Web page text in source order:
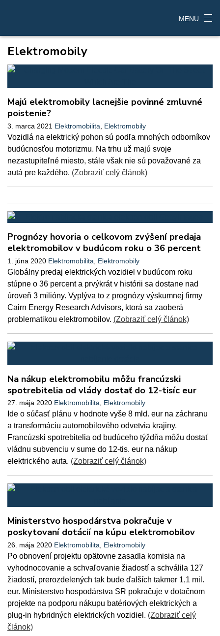
MENU
Elektromobily
Majú elektromobily lacnejšie povinné zmluvné
poistenie?
3. marca 2021 Elektromobilita Elektromobily
Vozidlá na elektrický pohon sú podľa mnohých odborníkov
budúcnosťou motorizmu. Na trhu už majú svoje
nezastupiteľné miesto, stále však nie sú považované za
autá pre každého. (Zobraziť celý článok)
Prognózy hovoria o celkovom zvýšení predaja
elektromobilov v budúcom roku o 36 percent
1. júna 2020 Elektromobilita Elektromobily
Globálny predaj elektrických vozidiel v budúcom roku
stúpne o 36 percent a prvýkrát v histórii sa dostane nad
úroveň 3 milióny. Vyplýva to z prognózy výskumnej firmy
Cairn Energy Research Advisors, ktorá sa zaoberá
problematikou elektromobilov. (Zobraziť celý článok)
Na nákup elektromobilu môžu francúzski
spotrebitelia od vlády dostať do 12-tisíc eur
27. mája 2020 Elektromobilita, Elektromobily
Ide o súčasť plánu v hodnote vyše 8 mld. eur na záchranu
a transformáciu automobilového odvetvia krajiny.
Francúzski spotrebitelia od budúceho týždňa môžu dostať
vládnu subvenciu v sume do 12-tis. eur na nákup
elektrického auta. (Zobraziť celý článok)
Ministerstvo hospodárstva pokračuje v
poskytovaní dotácií na kúpu elektromobilov
26. mája 2020 Elektromobilita Elektromobily
Po obnovení projektu opätovne zasadla komisia na
vyhodnocovanie a schvaľovanie žiadostí a schválila 127
žiadostí, prerozdelených tak bude ďalších takmer 1,1 mil.
eur. Ministerstvo hospodárstva SR pokračuje v dotačnom
projekte na podporu nákupu batériových elektrických a
plug-in hybridných elektrických vozidiel. (Zobraziť celý
článok)